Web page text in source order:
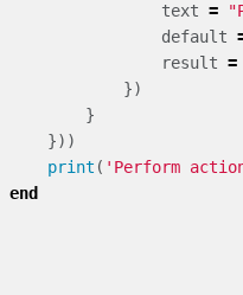
text =
default
result =
})
}
}))
print ( 'Perform
end